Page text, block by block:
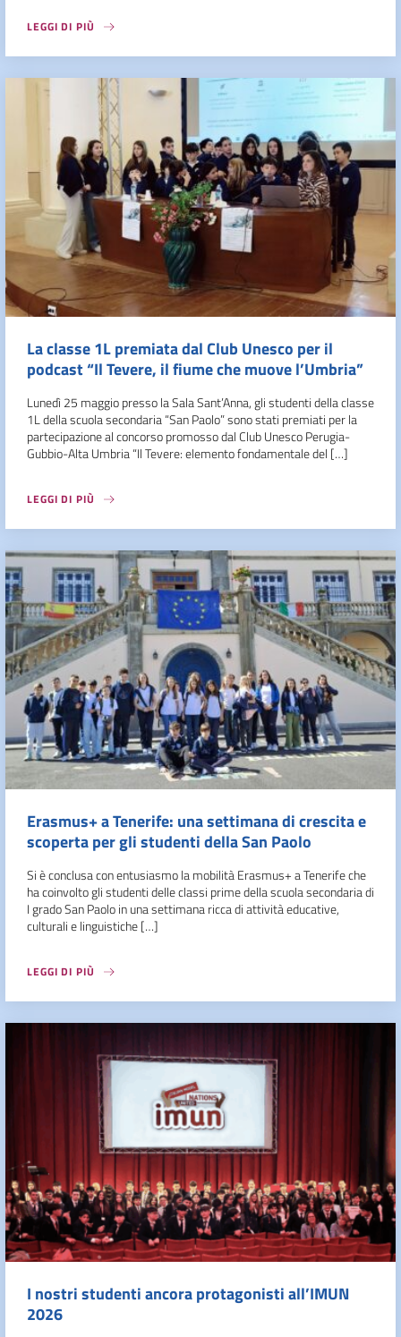
LEGGI DI PIÙ
La classe 1L premiata dal Club Unesco per il
podcast “Il Tevere, il fiume che muove l’Umbria”
Lunedì 25 maggio presso la Sala Sant’Anna, gli studenti della classe
1L della scuola secondaria “San Paolo” sono stati premiati per la
partecipazione al concorso promosso dal Club Unesco Perugia-
Gubbio-Alta Umbria “Il Tevere: elemento fondamentale del […]
LEGGI DI PIÙ
Erasmus+ a Tenerife: una settimana di crescita e
scoperta per gli studenti della San Paolo
Si è conclusa con entusiasmo la mobilità Erasmus+ a Tenerife che
ha coinvolto gli studenti delle classi prime della scuola secondaria di
I grado San Paolo in una settimana ricca di attività educative,
culturali e linguistiche […]
LEGGI DI PIÙ
I nostri studenti ancora protagonisti all’IMUN
2026